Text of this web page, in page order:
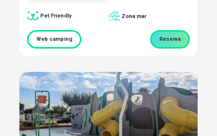
Pet Friendly Zona mar
Web camping Reserva